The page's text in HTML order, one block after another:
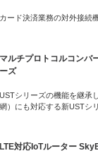
カード決済業務の対外接続
マルチプロトコルコンバ
ーズ
USTシリーズの機能を継承
網）にも対応する新USTシ
LTE対応IoTルーター